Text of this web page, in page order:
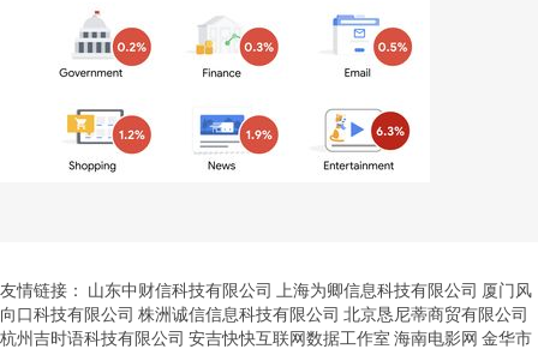
友情链接： 山东中财信科技有限公司 上海为卿信息科技有限公司 厦门风
向口科技有限公司 株洲诚信信息科技有限公司 北京恳尼蒂商贸有限公司
杭州吉时语科技有限公司 安吉快快互联网数据工作室 海南电影网 金华市